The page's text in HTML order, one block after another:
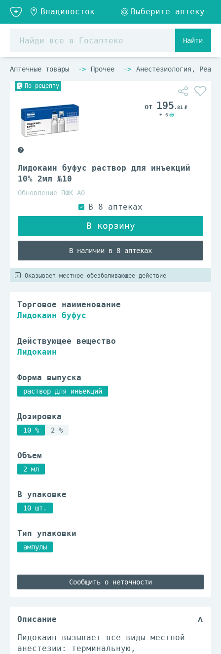
Найти
Аптечные товары Прочее Анестезиология,
По рецепту
Лидокаин буфус раствор для инъекций
10% 2мл №10
Обновление ПФК АО
В наличии в 8 аптеках
195 .81
+ 6
Оказывает местное обезболивающее действие
Торговое наименование
Лидокаин буфус
Действующее вещество
Лидокаин
Форма выпуска
раствор для инъекций
Дозировка
10 % 2 %
Объем
2 мл
В упаковке
10 шт.
Тип упаковки
ампулы
Сообщить о неточности
Описание
Лидокаин вызывает все виды местной
анестезии: терминальную,